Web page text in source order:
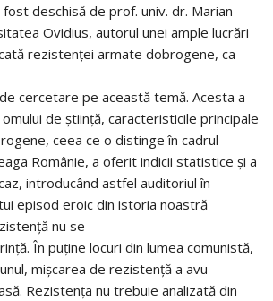
deschisă de prof. univ. dr. Marian
Ovidius, autorul unei ample lucrări
rezistenţei armate dobrogene, ca
cercetare pe această temă. Acesta a
de ştiinţă, caracteristicile principale
ceea ce o distinge în cadrul
Românie, a oferit indicii statistice şi a
introducând astfel auditoriul în
episod eroic din istoria noastră
nu se
În puține locuri din lumea comunistă,
mișcarea de rezistență a avu
Rezistența nu trebuie analizată din